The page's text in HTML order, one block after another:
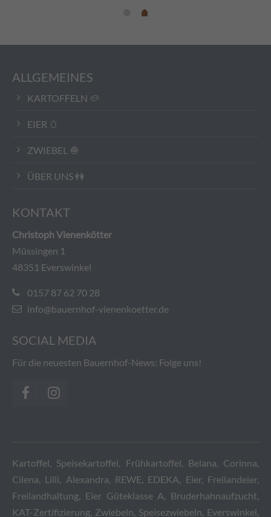
ALLGEMEINES
KARTOFFELN 🥔
EIER 🥚
ZWIEBEL 🧅
ÜBER UNS 👫
KONTAKT
Christoph Vienenkötter
Müssingen 1
48351 Everswinkel
0157 87 62 70 28
info@bauernhof-vienenkoetter.de
SOCIAL MEDIA
Für die neuesten Bauernhof-News: Folge uns!
Kartoffel, Speisekartoffel, Frühkartoffel, Belana, Corinna,
Cilena, Lilli, Alexandra, REWE, EDEKA, Eier, Freilandeier,
Freilandhaltung, Eier Güteklasse A, Bruderhahnaufzucht,
KAT-Zertifizierung, Zwiebeln, Speisezwiebeln, Everswinkel,